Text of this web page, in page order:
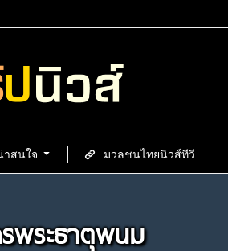
สนใจ มวลชนไทยนิวส์ทีวี
พระธาตุพนม